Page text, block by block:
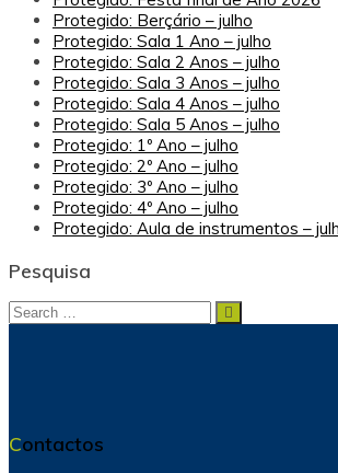
Protegido: Berçário – julho
Protegido: Sala 1 Ano – julho
Protegido: Sala 2 Anos – julho
Protegido: Sala 3 Anos – julho
Protegido: Sala 4 Anos – julho
Protegido: Sala 5 Anos – julho
Protegido: 1º Ano – julho
Protegido: 2º Ano – julho
Protegido: 3º Ano – julho
Protegido: 4º Ano – julho
Protegido: Aula de instrumentos –
Pesquisa
Search
Search
Contactos